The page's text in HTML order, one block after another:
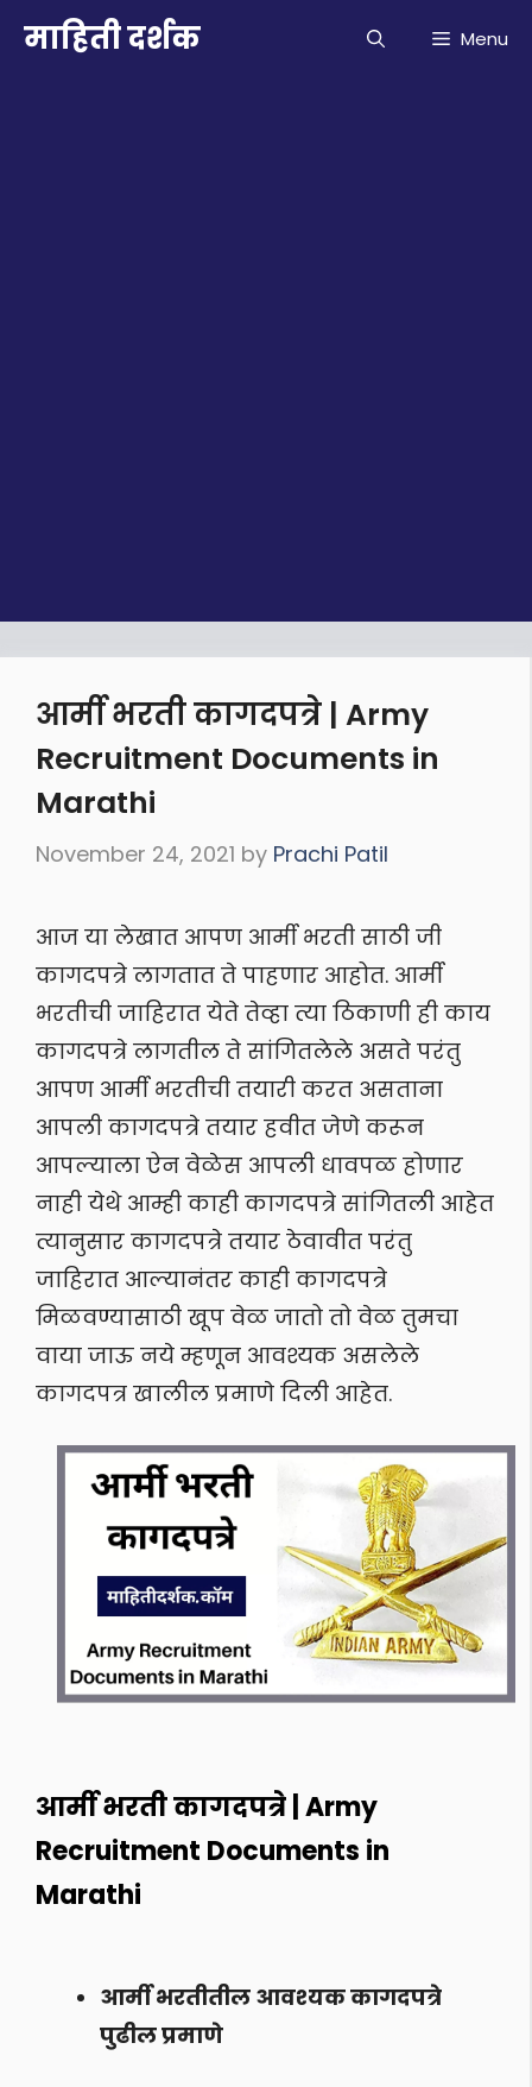
माहिती दर्शक Menu
आर्मी भरती कागदपत्रे | Army
Recruitment Documents in
Marathi
November 24, 2021 by Prachi Patil
आज या लेखात आपण आर्मी भरती साठी जी
कागदपत्रे लागतात ते पाहणार आहोत. आर्मी
भरतीची जाहिरात येते तेव्हा त्या ठिकाणी ही काय
कागदपत्रे लागतील ते सांगितलेले असते परंतु
आपण आर्मी भरतीची तयारी करत असताना
आपली कागदपत्रे तयार हवीत जेणे करून
आपल्याला ऐन वेळेस आपली धावपळ होणार
नाही येथे आम्ही काही कागदपत्रे सांगितली आहेत
त्यानुसार कागदपत्रे तयार ठेवावीत परंतु
जाहिरात आल्यानंतर काही कागदपत्रे
मिळवण्यासाठी खूप वेळ जातो तो वेळ तुमचा
वाया जाऊ नये म्हणून आवश्यक असलेले
कागदपत्र खालील प्रमाणे दिली आहेत.
आर्मी भरती कागदपत्रे | Army
Recruitment Documents in
Marathi
आर्मी भरतीतील आवश्यक कागदपत्रे
पुढील प्रमाणे